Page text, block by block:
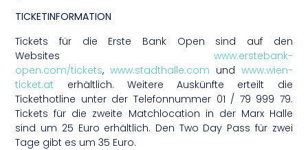
TICKETINFORMATION
Tickets für die Erste Bank Open sind auf den
Websites www.erstebank-
open.com/tickets,www.stadthalle.com und www.wien-
ticket.at erhältlich. Weitere Auskünfte erteilt die
Tickethotline unter der Telefonnummer 01 / 79 999 79.
Tickets für die zweite Matchlocation in der Marx Halle
sind um 25 Euro erhältlich. Den Two Day Pass für zwei
Tage gibt es um 35 Euro.